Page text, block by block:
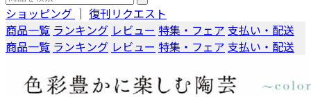
ショッピング ｜ 復刊リクエスト
商品一覧 ランキング レビュー 特集・フェア 支払い・配送
商品一覧 ランキング レビュー 特集・フェア 支払い・配送